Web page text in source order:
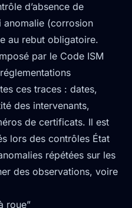
d’absence de
(corrosion
au rebut obligatoire.
par le Code ISM
ces traces : dates,
des intervenants,
de certificats. Il est
lors des contrôles État
répétées sur les
des observations, voire
roue”